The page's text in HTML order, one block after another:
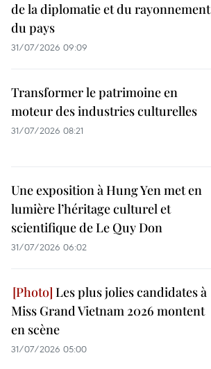
de la diplomatie et du rayonnement
du pays
31/07/2026 09:09
Transformer le patrimoine en
moteur des industries culturelles
31/07/2026 08:21
Une exposition à Hung Yen met en
lumière l’héritage culturel et
scientifique de Le Quy Don
31/07/2026 06:02
Les plus jolies candidates à
Miss Grand Vietnam 2026 montent
en scène
31/07/2026 05:00